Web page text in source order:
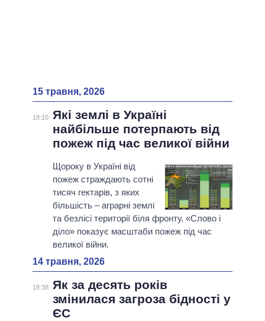
15 травня, 2026
18:10
Які землі в Україні
найбільше потерпають від
пожеж під час великої війни
Щороку в Україні від
пожеж страждають сотні
тисяч гектарів, з яких
більшість – аграрні землі
та безлісі території біля фронту. «Слово і
діло» показує масштаби пожеж під час
великої війни.
14 травня, 2026
18:38
Як за десять років
змінилася загроза бідності у
ЄС